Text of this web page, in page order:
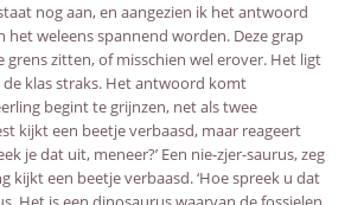
nog aan, en aangezien ik het antwoord
het weleens spannend worden. Deze grap
grens zitten, of misschien wel erover. Het ligt
de klas straks. Het antwoord komt
begint te grijnzen, net als twee
kijkt een beetje verbaasd, maar reageert
je dat uit, meneer?’ Een nie-zjer-saurus, zeg
kijkt een beetje verbaasd. ‘Hoe spreek u dat